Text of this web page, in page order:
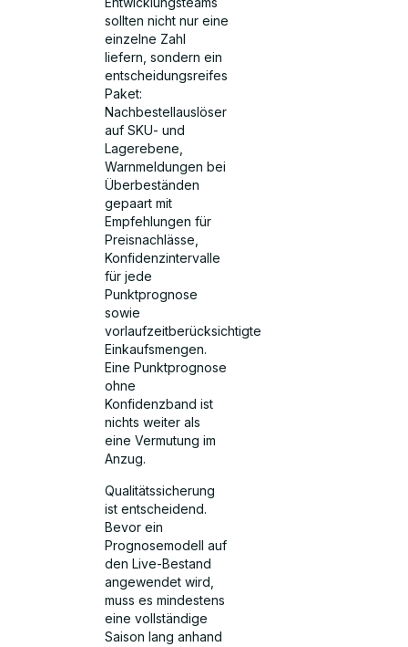
sollten nicht nur eine
einzelne Zahl
liefern, sondern ein
entscheidungsreifes
Paket:
Nachbestellauslöser
auf SKU- und
Lagerebene,
Warnmeldungen bei
Überbeständen
gepaart mit
Empfehlungen für
Preisnachlässe,
Konfidenzintervalle
für jede
Punktprognose
sowie
vorlaufzeitberücksichtigte
Einkaufsmengen.
Eine Punktprognose
ohne
Konfidenzband ist
nichts weiter als
eine Vermutung im
Anzug.
Qualitätssicherung
ist entscheidend.
Bevor ein
Prognosemodell auf
den Live-Bestand
angewendet wird,
muss es mindestens
eine vollständige
Saison lang anhand